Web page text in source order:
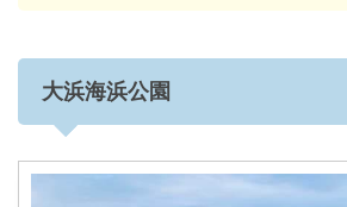
大浜海浜公園